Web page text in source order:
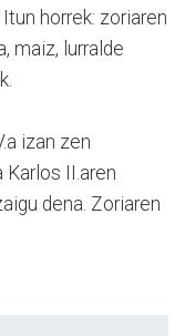
horrek: zoriaren
maiz, lurralde
izan zen
Karlos II.aren
dena. Zoriaren